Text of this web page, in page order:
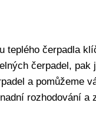
teplého čerpadla
čerpadel,
a pomůžeme
rozhodování